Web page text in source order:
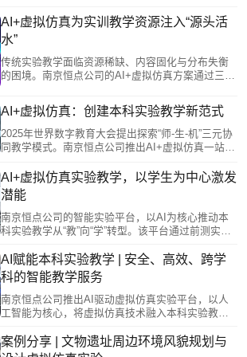
案构建了多层级知识网络，既能帮助学生直观感知
知识关联、自主规划学习路径，又能通过数据画像
为教师提供教学洞察，实现因材施教。基于图谱的
过程性评价，还能有效反映学生的知识迁移能力和
思维路径，为综合素质评价提供依据。让知识“活起
AI+虚拟仿真为实训教学资源注入“源头活
水”
传统实验教学面临资源稀缺、内容固化与分布失衡
的困境。南京恒点公司的AI+虚拟仿真方案通过三大
无限复制的虚拟资源，实现人人可及的优质实验环
境；二是资源动态化，支持教师快速将科研成果转
化为教学内容，与学科前沿同步；三是资源共享
化，构建开放机制让优质资源跨校流动，缩小院校
差距。这一方案为本科实验教学提供了持续生长的
“源头活水”。
AI+虚拟仿真：创建本科实验教学新范式
2025年世界数字教育大会提出探索“师-生-机”三元协
同教学模式。南京恒点公司推出AI+虚拟仿真一站式
新范式。 该方案针对传统实验教学流程化、高端设
备稀缺及学科壁垒固化等痛点，通过开放式编辑系
统将科研成果转化为课程，实现因材施教。其平台
支持跨学科融合，AI在其中扮演知识桥梁，主动关
联不同学科原理，培养学生综合能力。
AI+虚拟仿真实验教学，以学生为中心激发
潜能
南京恒点公司的智能实验平台，以AI为核心推动本
科实验教学从“教”向“学”转型。该平台通过前测实现
建模打造沉浸式交互，将抽象原理可视化，激发主
动探索；同时打破时空限制，开放共享优质资源，
促进教育公平。此外，平台全程记录操作数据，生
成个性化能力图谱，实现数据驱动的精准评价，从
而真正将学生置于教学核心，激发其潜能。
AI赋能本科实验教学 | 安全、高效、跨学
科的智能教学服务
南京恒点公司推出AI驱动虚拟仿真实验平台，以人
工智能为核心，将虚拟仿真技术融入本科实验教
自由探索化学合成、高压操作等高阶项目，打破传
统教学的安全与资源限制。同时，它赋能教师从传
案例分享 | 文物遗址周边环境风貌规划与